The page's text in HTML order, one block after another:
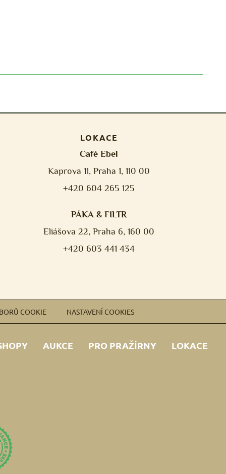
LOKACE
Café Ebel
Kaprova 11, Praha 1, 110 00
+420 604 265 125
PÁKA & FILTR
Eliášova 22, Praha 6, 160 00
+420 603 441 434
COOKIE NASTAVENÍ COOKIES
AUKCE PRO PRAŽÍRNY LOKACE